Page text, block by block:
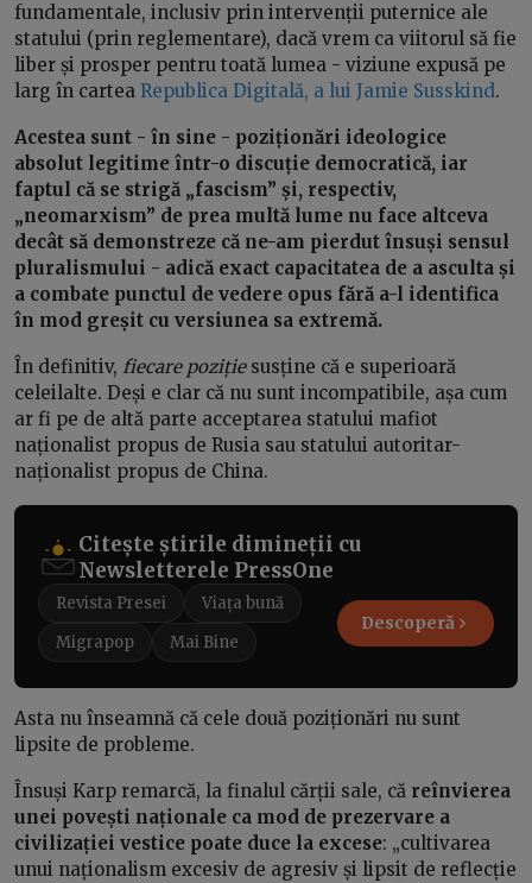
fundamentale, inclusiv prin intervenții puternice ale
statului (prin reglementare), dacă vrem ca viitorul să fie
liber și prosper pentru toată lumea - viziune expusă pe
larg în cartea Republica Digitală, a lui Jamie Susskind.
Acestea sunt - în sine - poziționări ideologice
absolut legitime într-o discuție democratică, iar
faptul că se strigă „fascism” și, respectiv,
„neomarxism” de prea multă lume nu face altceva
decât să demonstreze că ne-am pierdut însuși sensul
pluralismului - adică exact capacitatea de a asculta și
a combate punctul de vedere opus fără a-l identifica
în mod greșit cu versiunea sa extremă.
În definitiv, fiecare pozițiesusține că e superioară
celeilalte. Deși e clar că nu sunt incompatibile, așa cum
ar fi pe de altă parte acceptarea statului mafiot
naționalist propus de Rusia sau statului autoritar-
naționalist propus de China.
Citește știrile dimineții cu
Newsletterele PressOne
Revista Presei
Viața bună
Migrapop
Mai Bine
Descoperă
Asta nu înseamnă că cele două poziționări nu sunt
lipsite de probleme.
Însuși Karp remarcă, la finalul cărții sale, că reînvierea
unei povești naționale ca mod de prezervare a
civilizației vestice poate duce la excese: „cultivarea
unui naționalism excesiv de agresiv și lipsit de reflecție